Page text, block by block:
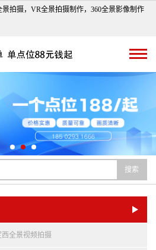
拍摄，VR全景拍摄制作，360全景影像制作
搜索
西全景视频拍摄